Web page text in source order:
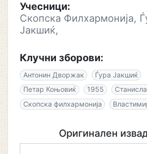
Учесници:
Скопска Филхармонија,
Јакшиќ,
Клучни зборови:
Антонин Дворжак
Ѓура Јакшиќ
Петар Коњовиќ
1955
Скопска филхармонија
Оригинален